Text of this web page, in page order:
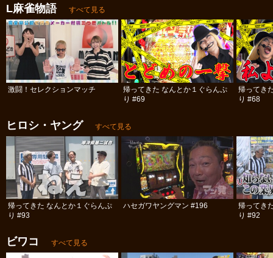
L麻雀物語 すべて見る
激闘！セレクションマッチ
帰ってきた なんとか１ぐらんぷ
り #69
帰ってき
り #68
ヒロシ・ヤング すべて見る
帰ってきた なんとか１ぐらんぷ
り #93
ハセガワヤングマン #196
帰ってき
り #92
ビワコ すべて見る